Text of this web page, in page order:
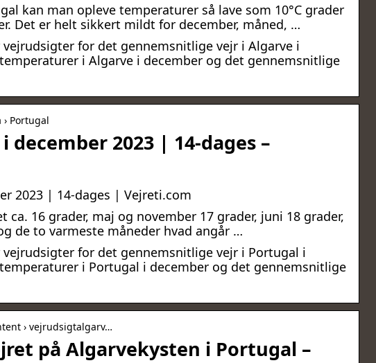
kan man opleve temperaturer så lave som 10°C grader
Det er helt sikkert mildt for december, måned, …
for det gennemsnitlige vejr i Algarve i
i Algarve i december og det gennemsnitlige
Portugal
2023 | 14-dages –
2023 | 14-dages | Vejreti.com
ca. 16 grader, maj og november 17 grader, juni 18 grader,
de to varmeste måneder hvad angår …
vejrudsigter for det gennemsnitlige vejr i Portugal i
i Portugal i december og det gennemsnitlige
› vejrudsigtalgarv…
på Algarvekysten i Portugal –